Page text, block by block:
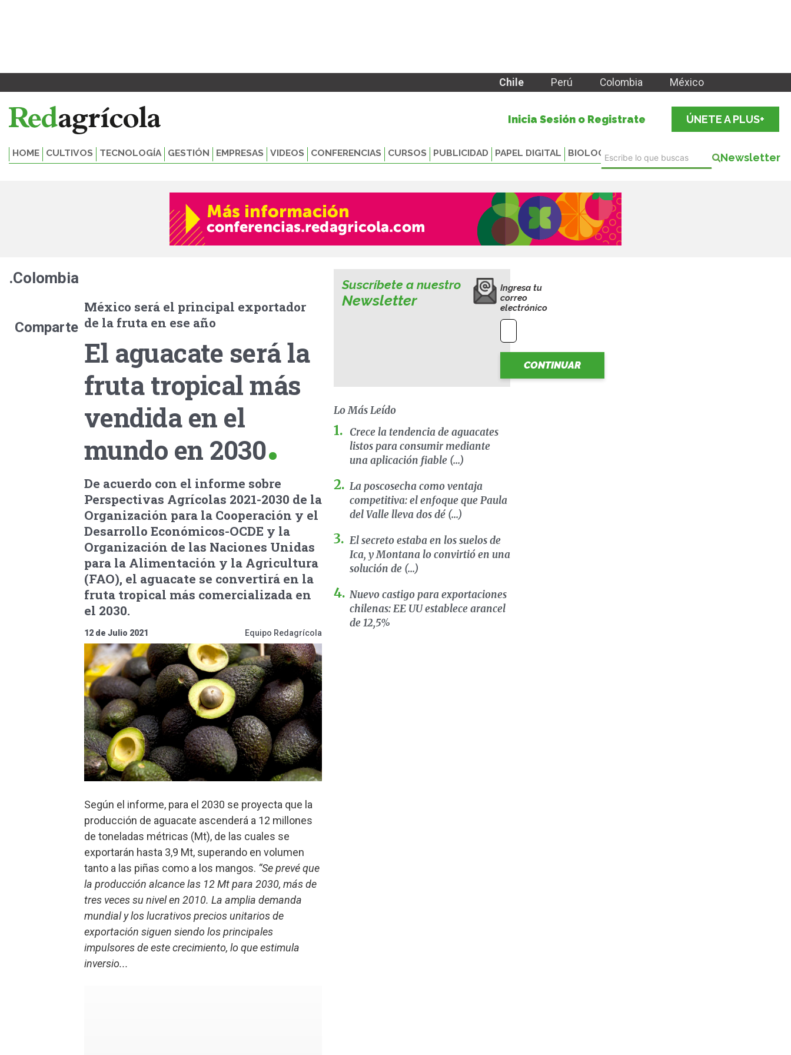
Chile Perú Colombia México
Inicia Sesión o Registrate ÚNETE A PLUS+
HOME CULTIVOS TECNOLOGÍA GESTIÓN EMPRESAS VIDEOS CONFERENCIAS CURSOS PUBLICIDAD PAPEL DIGITAL BIOLOGICALS Newsletter
.Colombia
Comparte
México será el principal exportador
de la fruta en ese año
El aguacate será la
fruta tropical más
vendida en el
mundo en 2030
De acuerdo con el informe sobre
Perspectivas Agrícolas 2021-2030 de la
Organización para la Cooperación y el
Desarrollo Económicos-OCDE y la
Organización de las Naciones Unidas
para la Alimentación y la Agricultura
(FAO), el aguacate se convertirá en la
fruta tropical más comercializada en
el 2030.
12 de Julio 2021 Equipo Redagrícola
Según el informe, para el 2030 se proyecta que la
producción de aguacate ascenderá a 12 millones
de toneladas métricas (Mt), de las cuales se
exportarán hasta 3,9 Mt, superando en volumen
tanto a las piñas como a los mangos. “Se prevé que
la producción alcance las 12 Mt para 2030, más de
tres veces su nivel en 2010. La amplia demanda
mundial y los lucrativos precios unitarios de
exportación siguen siendo los principales
impulsores de este crecimiento, lo que estimula
inversio...
Suscríbete a nuestro
Newsletter
Ingresa tu
correo
electrónico
CONTINUAR
Lo Más Leído
Crece la tendencia de aguacates
listos para consumir mediante
una aplicación fiable (...)
La poscosecha como ventaja
competitiva: el enfoque que Paula
del Valle lleva dos dé (...)
El secreto estaba en los suelos de
Ica, y Montana lo convirtió en una
solución de (...)
Nuevo castigo para exportaciones
chilenas: EE UU establece arancel
de 12,5%